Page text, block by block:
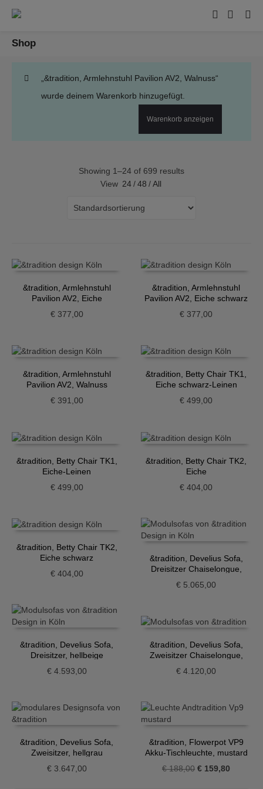
Shop
„&tradition, Armlehnstuhl Pavilion AV2, Walnuss“
wurde deinem Warenkorb hinzugefügt.
Warenkorb anzeigen
Showing 1–24 of 699 results
View 24 / 48 / All
&tradition, Armlehnstuhl
Pavilion AV2, Eiche
€377,00
&tradition, Armlehnstuhl
Pavilion AV2, Eiche schwarz
€ 377,00
&tradition, Armlehnstuhl
Pavilion AV2, Walnuss
€391,00
&tradition, Betty Chair TK1,
Eiche schwarz-Leinen
€ 499,00
&tradition, Betty Chair TK1,
Eiche-Leinen
€499,00
&tradition, Betty Chair TK2,
Eiche
€ 404,00
&tradition, Betty Chair TK2,
Eiche schwarz
€404,00
&tradition, Develius Sofa,
Dreisitzer Chaiselongue,
€ 5.065,00
&tradition, Develius Sofa,
Dreisitzer, hellbeige
€4.593,00
&tradition, Develius Sofa,
Zweisitzer Chaiselongue,
€ 4.120,00
&tradition, Develius Sofa,
Zweisitzer, hellgrau
€3.647,00
&tradition, Flowerpot VP9
Akku-Tischleuchte, mustard
€188,00 Ursprünglicher
€ 159,80